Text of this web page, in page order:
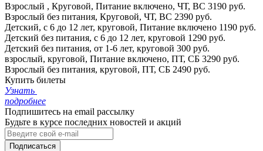
Взрослый , Круговой, Питание включено, ЧТ, ВС 3190 руб.
Взрослый без питания, Круговой, ЧТ, ВС 2390 руб.
Детский, с 6 до 12 лет, круговой, Питание включено 1190 руб.
Детский без питания, с 6 до 12 лет, круговой 1290 руб.
Детский без питания, от 1-6 лет, круговой 300 руб.
взрослый, круговой, Питание включено, ПТ, СБ 3290 руб.
Взрослый без питания, круговой, ПТ, СБ 2490 руб.
Купить билеты
Узнать
подробнее
Подпишитесь на email рассылку
Будьте в курсе последних новостей и акций
Подписаться